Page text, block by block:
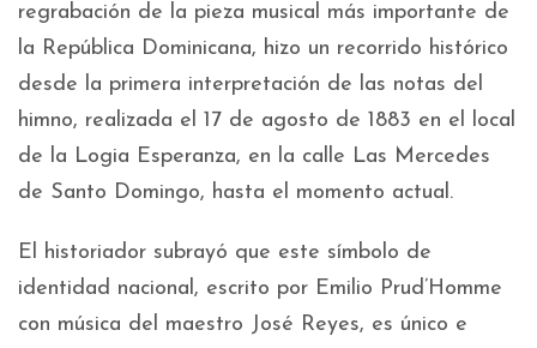
regrabación de la pieza musical más importante de
la República Dominicana, hizo un recorrido histórico
desde la primera interpretación de las notas del
himno, realizada el 17 de agosto de 1883 en el local
de la Logia Esperanza, en la calle Las Mercedes
de Santo Domingo, hasta el momento actual.
El historiador subrayó que este símbolo de
identidad nacional, escrito por Emilio Prud’Homme
con música del maestro José Reyes, es único e